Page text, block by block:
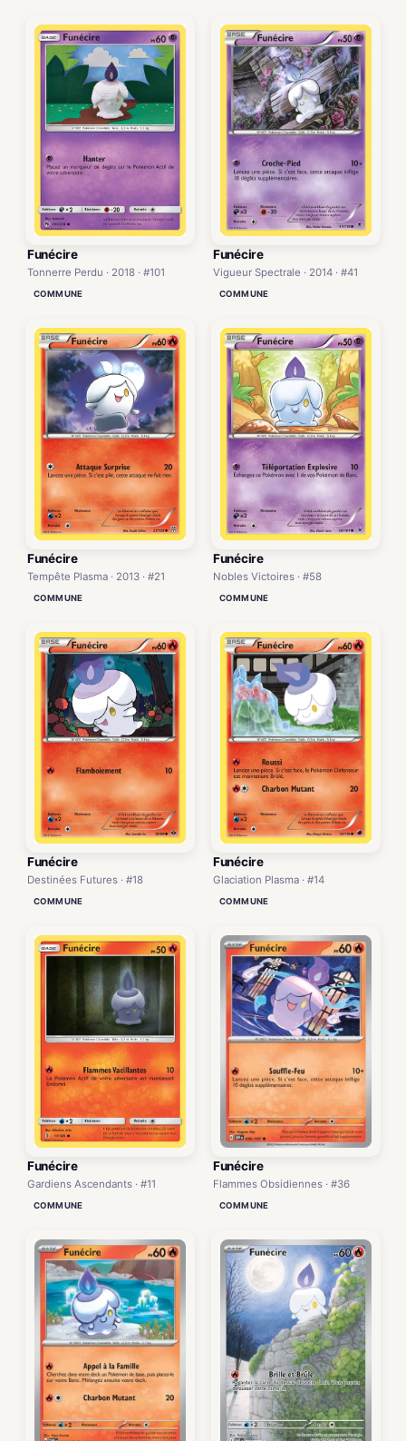
Funécire
Tonnerre Perdu · 2018 · #101
COMMUNE
Funécire
Vigueur Spectrale · 2014 · #41
COMMUNE
Funécire
Tempête Plasma · 2013 · #21
COMMUNE
Funécire
Nobles Victoires · #58
COMMUNE
Funécire
Destinées Futures · #18
COMMUNE
Funécire
Glaciation Plasma · #14
COMMUNE
Funécire
Gardiens Ascendants · #11
COMMUNE
Funécire
Flammes Obsidiennes · #36
COMMUNE